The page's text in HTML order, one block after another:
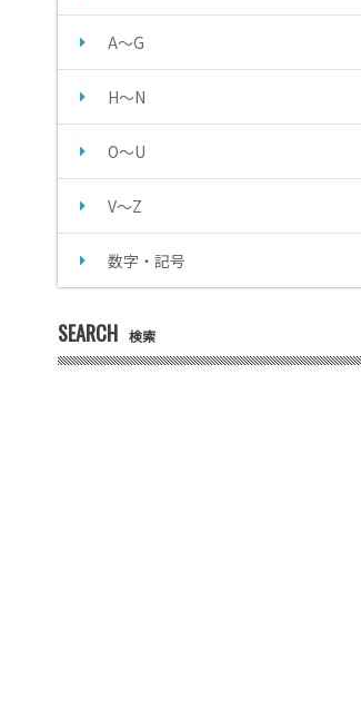
A～G
H～N
O～U
V～Z
数字・記号
SEARCH 検索